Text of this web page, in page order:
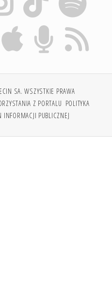
SA. WSZYSTKIE PRAWA
Z PORTALU POLITYKA
INFORMACJI PUBLICZNEJ